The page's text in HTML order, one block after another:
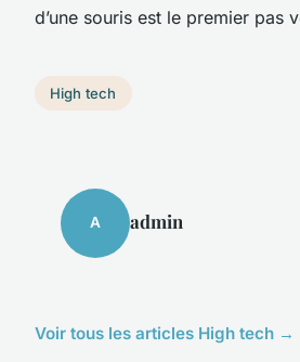
d’une souris est le premier pas
High tech
A admin
Voir tous les articles High tech →